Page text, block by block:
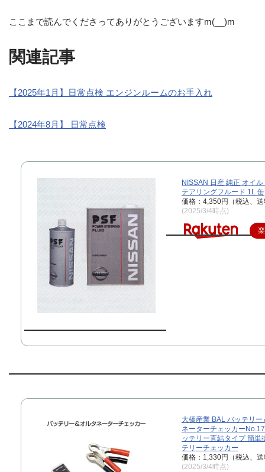
ここまで読んでくださってありがとうございますm(__)m
関連記事
【2025年1月】日常点検 エンジンルームのお手入れ
【2024年8月】 日常点検
NISSAN 日産 純正 オイ
テアリングフルード 1L 缶
価格：4,350円（税込、
(2025/3/4時点)
大橋産業 BAL バッテリー
ネーターチェッカー
ッテリー直結タイプ 簡単
テリーチェッカー
価格：1,330円（税込、
(2025/3/4時点)